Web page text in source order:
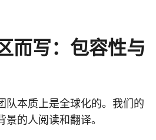
而写：包容性与
队本质上是全球化的。我们的
的人阅读和翻译。